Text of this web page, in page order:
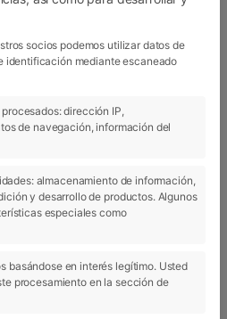
DE EDUCACIÓN
NAVARRA
socios podemos utilizar datos de
identificación mediante escaneado
dirección IP,
de navegación, información del
almacenamiento de información,
y desarrollo de productos. Algunos
especiales como
basándose en interés legítimo. Usted
procesamiento en la sección de